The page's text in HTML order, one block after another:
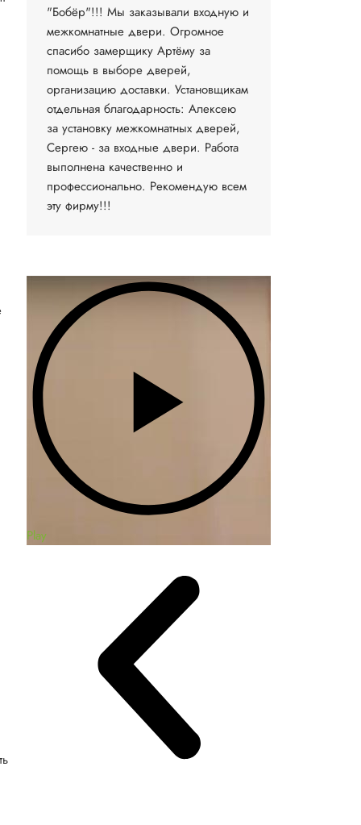
"Бобёр"!!! Мы заказывали входную и
межкомнатные двери. Огромное
спасибо замерщику Артёму за
помощь в выборе дверей,
организацию доставки. Установщикам
отдельная благодарность: Алексею
за установку межкомнатных дверей,
Сергею - за входные двери. Работа
выполнена качественно и
профессионально. Рекомендую всем
эту фирму!!!
Play